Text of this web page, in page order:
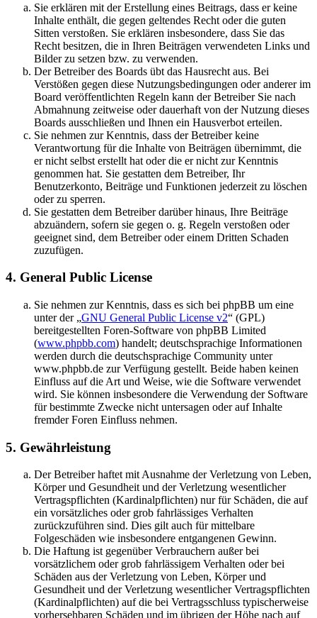
Sie erklären mit der Erstellung eines Beitrags, dass er keine
Inhalte enthält, die gegen geltendes Recht oder die guten
Sitten verstoßen. Sie erklären insbesondere, dass Sie das
Recht besitzen, die in Ihren Beiträgen verwendeten Links und
Bilder zu setzen bzw. zu verwenden.
Der Betreiber des Boards übt das Hausrecht aus. Bei
Verstößen gegen diese Nutzungsbedingungen oder anderer im
Board veröffentlichten Regeln kann der Betreiber Sie nach
Abmahnung zeitweise oder dauerhaft von der Nutzung dieses
Boards ausschließen und Ihnen ein Hausverbot erteilen.
Sie nehmen zur Kenntnis, dass der Betreiber keine
Verantwortung für die Inhalte von Beiträgen übernimmt, die
er nicht selbst erstellt hat oder die er nicht zur Kenntnis
genommen hat. Sie gestatten dem Betreiber, Ihr
Benutzerkonto, Beiträge und Funktionen jederzeit zu löschen
oder zu sperren.
Sie gestatten dem Betreiber darüber hinaus, Ihre Beiträge
abzuändern, sofern sie gegen o. g. Regeln verstoßen oder
geeignet sind, dem Betreiber oder einem Dritten Schaden
zuzufügen.
4. General Public License
Sie nehmen zur Kenntnis, dass es sich bei phpBB um eine
unter der „GNU General Public License v2“ (GPL)
bereitgestellten Foren-Software von phpBB Limited
(www.phpbb.com) handelt; deutschsprachige Informationen
werden durch die deutschsprachige Community unter
www.phpbb.de zur Verfügung gestellt. Beide haben keinen
Einfluss auf die Art und Weise, wie die Software verwendet
wird. Sie können insbesondere die Verwendung der Software
für bestimmte Zwecke nicht untersagen oder auf Inhalte
fremder Foren Einfluss nehmen.
5. Gewährleistung
Der Betreiber haftet mit Ausnahme der Verletzung von Leben,
Körper und Gesundheit und der Verletzung wesentlicher
Vertragspflichten (Kardinalpflichten) nur für Schäden, die auf
ein vorsätzliches oder grob fahrlässiges Verhalten
zurückzuführen sind. Dies gilt auch für mittelbare
Folgeschäden wie insbesondere entgangenen Gewinn.
Die Haftung ist gegenüber Verbrauchern außer bei
vorsätzlichem oder grob fahrlässigem Verhalten oder bei
Schäden aus der Verletzung von Leben, Körper und
Gesundheit und der Verletzung wesentlicher Vertragspflichten
(Kardinalpflichten) auf die bei Vertragsschluss typischerweise
vorhersehbaren Schäden und im übrigen der Höhe nach auf